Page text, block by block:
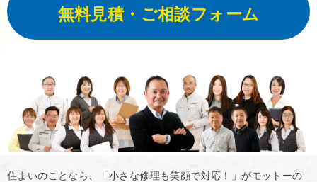
無料見積・ご相談フォーム
住まいのことなら、「小さな修理も笑顔で対応！」がモットーの